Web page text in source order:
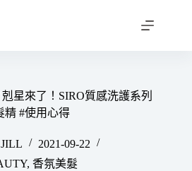
星來了！SIRO質感洗護系列
精 #使用心得
2021-09-22
, 香氛美髮